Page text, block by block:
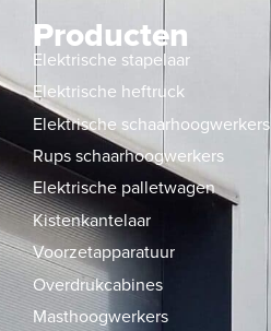
Producten
Elektrische stapelaar
Elektrische heftruck
Elektrische schaarhoogwerkers
Rups schaarhoogwerkers
Elektrische palletwagen
Kistenkantelaar
Voorzetapparatuur
Overdrukcabines
Masthoogwerkers